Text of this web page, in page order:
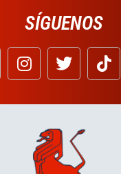
SÍGUENOS